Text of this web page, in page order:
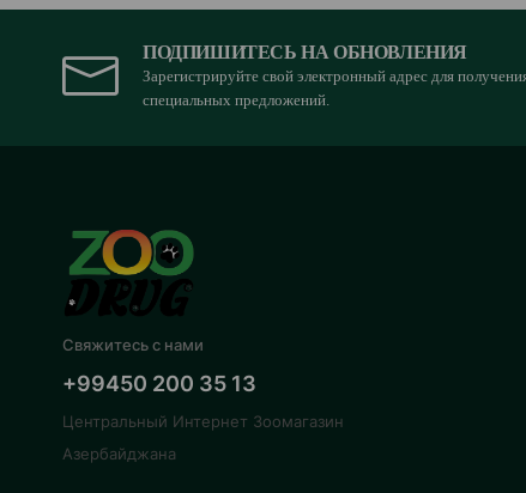
ПОДПИШИТЕСЬ НА ОБНОВЛЕНИЯ
Зарегистрируйте свой электронный адрес для
специальных предложений.
Свяжитесь с нами
+99450 200 35 13
Центральный Интернет Зоомагазин
Азербайджана